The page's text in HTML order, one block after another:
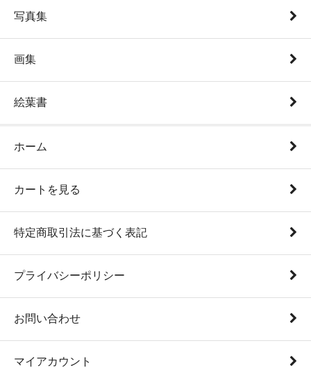
写真集
画集
絵葉書
ホーム
カートを見る
特定商取引法に基づく表記
プライバシーポリシー
お問い合わせ
マイアカウント